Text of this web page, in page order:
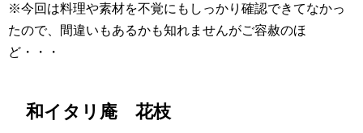
※今回は料理や素材を不覚にもしっかり確認できてなかっ
たので、間違いもあるかも知れませんがご容赦のほ
ど・・・
和イタリ庵 花枝